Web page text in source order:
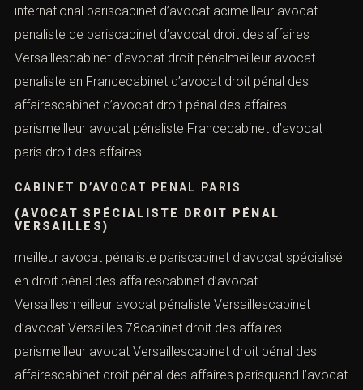
international pariscabinet d’avocat acimeilleur avocat
penaliste de pariscabinet d’avocat droit des affaires
Versaillescabinet d’avocat droit pénalmeilleur avocat
penaliste en Francecabinet d’avocat droit pénal des
affairescabinet d’avocat droit pénal des affaires
parismeilleur avocat pénaliste Francecabinet d’avocat
paris droit des affaires
CABINET D’AVOCAT PENAL PARIS
(AVOCAT SPÉCIALISTE DROIT PÉNAL
VERSAILLES)
meilleur avocat pénaliste pariscabinet d’avocat spécialisé
en droit pénal des affairescabinet d’avocat
Versaillesmeilleur avocat pénaliste Versaillescabinet
d’avocat Versailles 78cabinet droit des affaires
parismeilleur avocat Versaillescabinet droit pénal des
affairescabinet droit pénal des affaires parisquand l’avocat